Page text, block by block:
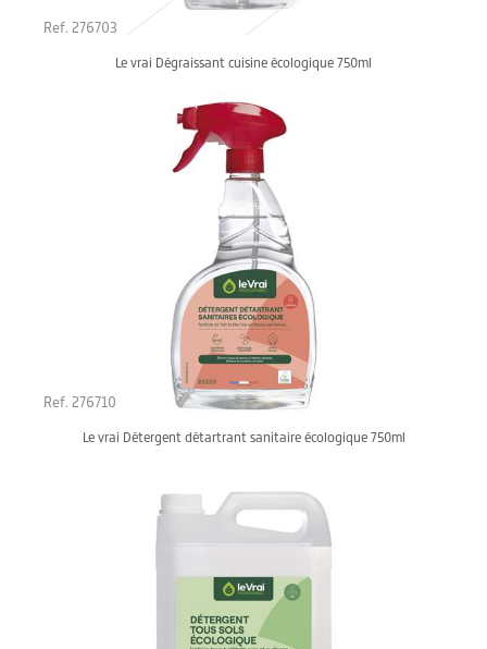
Ref. 276703
Le vrai Dégraissant cuisine écologique 750ml
Ref. 276710
Le vrai Détergent détartrant sanitaire écologique 750ml